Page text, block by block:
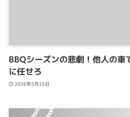
BBQシーズンの悲劇！他人の車
に任せろ
2026年5月15日